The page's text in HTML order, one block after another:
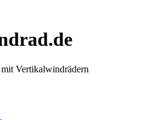
Vertikalwindrädern